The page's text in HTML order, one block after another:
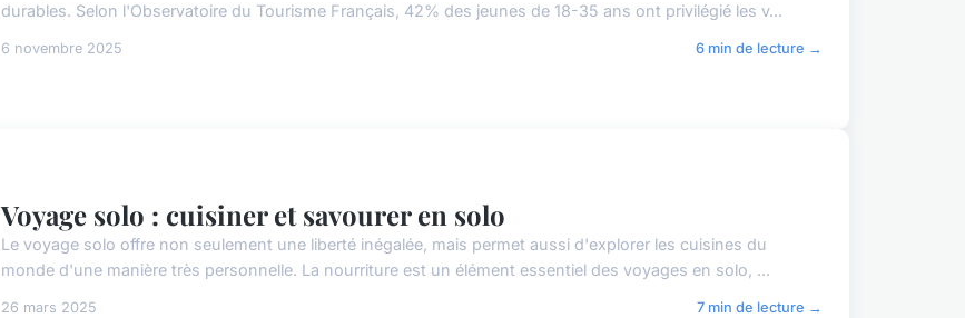
durables. Selon l'Observatoire du Tourisme Français, 42% des jeunes de 18-35 ans ont privilégié les v...
6 novembre 2025 6 min de lecture →
Voyage solo : cuisiner et savourer en solo
Le voyage solo offre non seulement une liberté inégalée, mais permet aussi d'explorer les cuisines du
monde d'une manière très personnelle. La nourriture est un élément essentiel des voyages en solo, ...
26 mars 2025 7 min de lecture →